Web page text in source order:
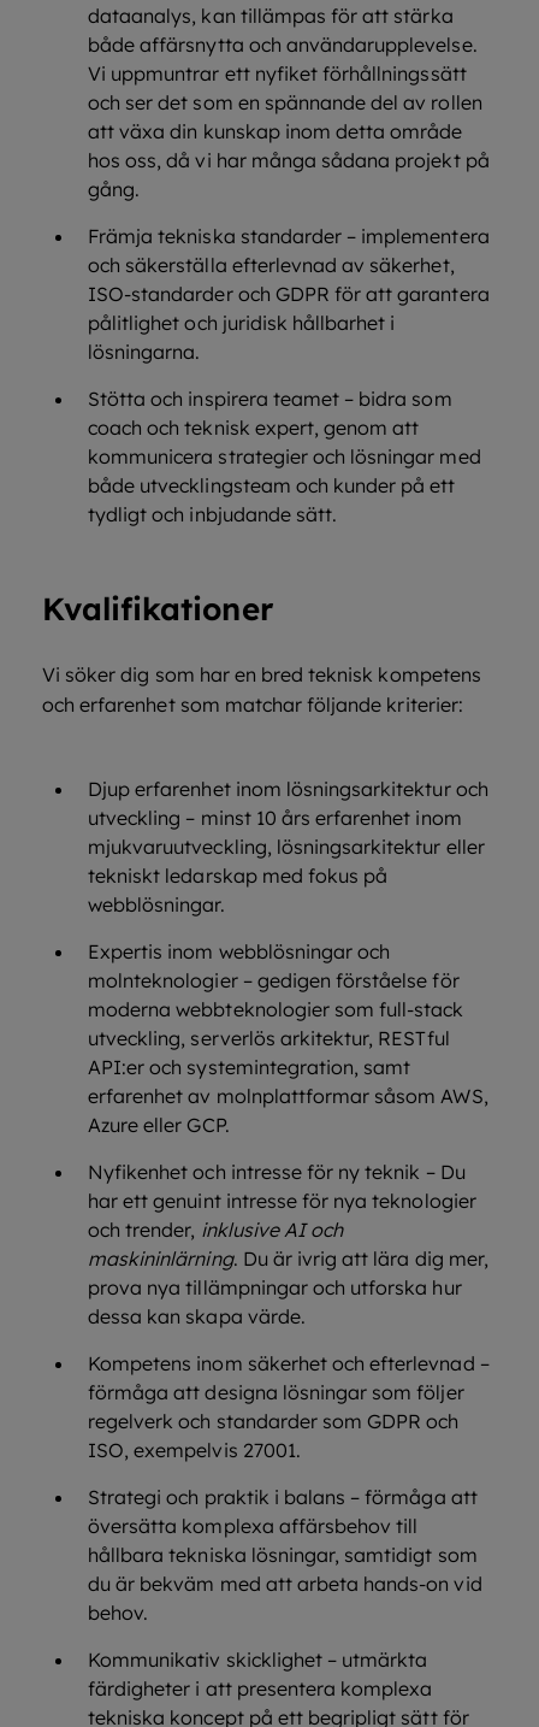
dataanalys, kan tillämpas för att stärka
både affärsnytta och användarupplevelse.
Vi uppmuntrar ett nyfiket förhållningssätt
och ser det som en spännande del av rollen
att växa din kunskap inom detta område
hos oss, då vi har många sådana projekt på
gång.
Främja tekniska standarder – implementera
och säkerställa efterlevnad av säkerhet,
ISO-standarder och GDPR för att garantera
pålitlighet och juridisk hållbarhet i
lösningarna.
Stötta och inspirera teamet – bidra som
coach och teknisk expert, genom att
kommunicera strategier och lösningar med
både utvecklingsteam och kunder på ett
tydligt och inbjudande sätt.
Kvalifikationer
Vi söker dig som har en bred teknisk kompetens
och erfarenhet som matchar följande kriterier:
Djup erfarenhet inom lösningsarkitektur och
utveckling – minst 10 års erfarenhet inom
mjukvaruutveckling, lösningsarkitektur eller
tekniskt ledarskap med fokus på
webblösningar.
Expertis inom webblösningar och
molnteknologier – gedigen förståelse för
moderna webbteknologier som full-stack
utveckling, serverlös arkitektur, RESTful
API:er och systemintegration, samt
erfarenhet av molnplattformar såsom AWS,
Azure eller GCP.
Nyfikenhet och intresse för ny teknik – Du
har ett genuint intresse för nya teknologier
och trender, inklusive AI och
maskininlärning. Du är ivrig att lära dig mer,
prova nya tillämpningar och utforska hur
dessa kan skapa värde.
Kompetens inom säkerhet och efterlevnad –
förmåga att designa lösningar som följer
regelverk och standarder som GDPR och
ISO, exempelvis 27001.
Strategi och praktik i balans – förmåga att
översätta komplexa affärsbehov till
hållbara tekniska lösningar, samtidigt som
du är bekväm med att arbeta hands-on vid
behov.
Kommunikativ skicklighet – utmärkta
färdigheter i att presentera komplexa
tekniska koncept på ett begripligt sätt för